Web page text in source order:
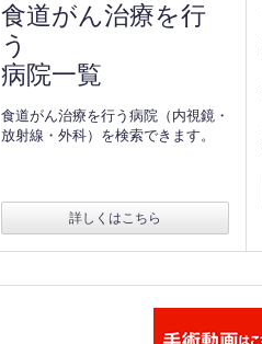
食道がん治療を行
う
病院一覧
食道がん治療を行う病院（内視鏡・
放射線・外科）を検索できます。
詳しくはこちら